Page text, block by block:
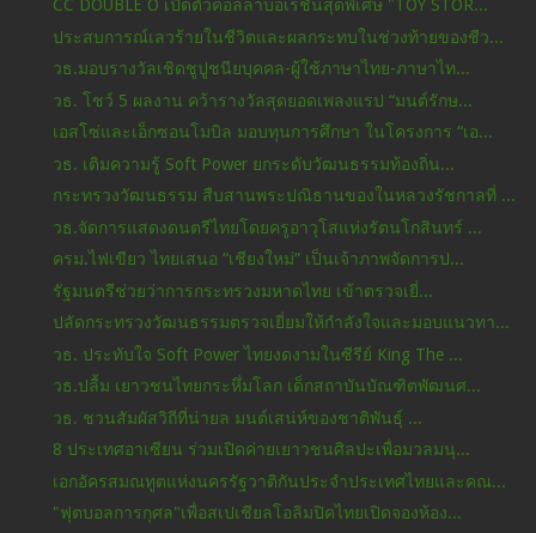
CC DOUBLE O เปิดตัวคอลลาบอเรชั่นสุดพิเศษ "TOY STOR...
ประสบการณ์เลวร้ายในชีวิตและผลกระทบในช่วงท้ายของชีว...
วธ.มอบรางวัลเชิดชูปูชนียบุคคล-ผู้ใช้ภาษาไทย-ภาษาไท...
วธ. โชว์ 5 ผลงาน คว้ารางวัลสุดยอดเพลงแรป “มนต์รักษ...
เอสโซ่และเอ็กซอนโมบิล มอบทุนการศึกษา ในโครงการ “เอ...
วธ. เติมความรู้ Soft Power ยกระดับวัฒนธรรมท้องถิ่น...
กระทรวงวัฒนธรรม สืบสานพระปณิธานของในหลวงรัชกาลที่ ...
วธ.จัดการแสดงดนตรีไทยโดยครูอาวุโสแห่งรัตนโกสินทร์ ...
ครม.ไฟเขียว ไทยเสนอ “เชียงใหม่” เป็นเจ้าภาพจัดการป...
รัฐมนตรีช่วยว่าการกระทรวงมหาดไทย เข้าตรวจเยี่...
ปลัดกระทรวงวัฒนธรรมตรวจเยี่ยมให้กำลังใจและมอบแนวทา...
วธ. ประทับใจ Soft Power ไทยงดงามในซีรีย์ King The ...
วธ.ปลื้ม เยาวชนไทยกระหึ่มโลก เด็กสถาบันบัณฑิตพัฒนศ...
วธ. ชวนสัมผัสวิถีที่น่ายล มนต์เสน่ห์ของชาติพันธุ์ ...
8 ประเทศอาเซียน ร่วมเปิดค่ายเยาวชนศิลปะเพื่อมวลมนุ...
เอกอัครสมณทูตแห่งนครรัฐวาติกันประจําประเทศไทยและคณ...
"ฟุตบอลการกุศล"เพื่อสเปเชียลโอลิมปิคไทยเปิดจองห้อง...